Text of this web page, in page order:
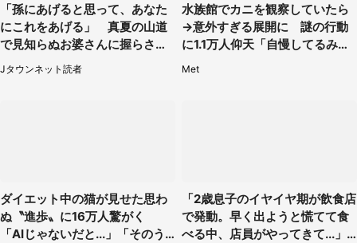
「孫にあげると思って、あなた
にこれをあげる」 真夏の山道
で見知らぬお婆さんに握らされ
たもの（山口県・30代女性）
Jタウンネット読者
水族館でカニを観察していたら
→意外すぎる展開に 謎の行動
に1.1万人仰天「自慢してるみた
Met
ダイエット中の猫が見せた思わ
ぬ〝進歩〟に16万人驚がく
「AIじゃないだと...」「そのう
「2歳息子のイヤイヤ期が飲食店
で発動。早く出ようと慌てて食
べる中、店員がやってきて...」